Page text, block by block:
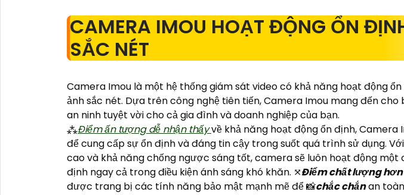
CAMERA IMOU HOẠT ĐỘNG ỔN
SẮC NÉT
Camera Imou là một hệ thống giám sát video có khả năng hoạt động
ảnh sắc nét. Dựa trên công nghệ tiên tiến, Camera Imou mang đến cho
an ninh tuyệt vời cho cả gia đình và doanh nghiệp của bạn.
⁂Điểm ấn tượng dễ nhận thấyvề khả năng hoạt động ổn định,
để cung cấp sự ổn định và đáng tin cậy trong suốt quá trình sử dụng.
cao và khả năng chống ngược sáng tốt, camera sẽ luôn hoạt động
định ngay cả trong điều kiện ánh sáng khó khăn. ⤧Điểm chất lượng hơn
được trang bị các tính năng bảo mật mạnh mẽ để 📸chắc chắnan